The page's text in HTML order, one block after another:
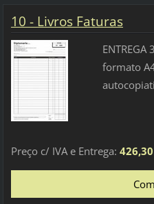
10 - Livros Faturas
ENTREGA
formato
Preço c/ IVA e Entrega: